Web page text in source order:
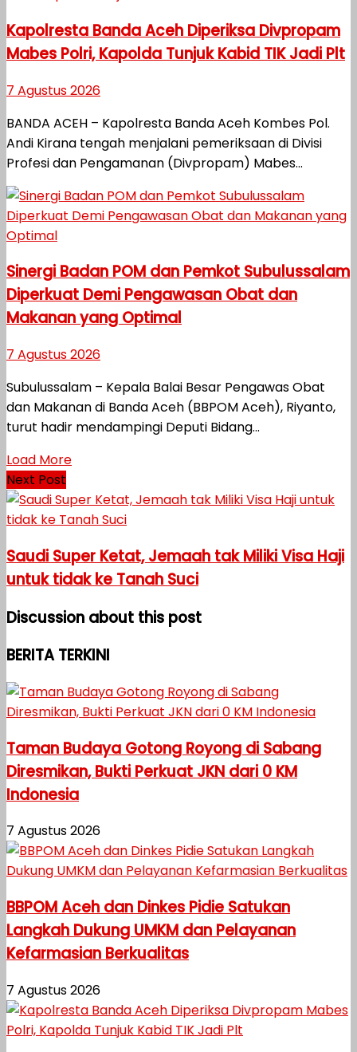
Kapolresta Banda Aceh Diperiksa Divpropam
Mabes Polri, Kapolda Tunjuk Kabid TIK Jadi Plt
7 Agustus 2026
BANDA ACEH – Kapolresta Banda Aceh Kombes Pol.
Andi Kirana tengah menjalani pemeriksaan di Divisi
Profesi dan Pengamanan (Divpropam) Mabes...
Sinergi Badan POM dan Pemkot Subulussalam
Diperkuat Demi Pengawasan Obat dan
Makanan yang Optimal
7 Agustus 2026
Subulussalam – Kepala Balai Besar Pengawas Obat
dan Makanan di Banda Aceh (BBPOM Aceh), Riyanto,
turut hadir mendampingi Deputi Bidang...
Load More
Next Post
Saudi Super Ketat, Jemaah tak Miliki Visa Haji
untuk tidak ke Tanah Suci
Discussion about this post
BERITA TERKINI
Taman Budaya Gotong Royong di Sabang
Diresmikan, Bukti Perkuat JKN dari 0 KM
Indonesia
7 Agustus 2026
BBPOM Aceh dan Dinkes Pidie Satukan
Langkah Dukung UMKM dan Pelayanan
Kefarmasian Berkualitas
7 Agustus 2026